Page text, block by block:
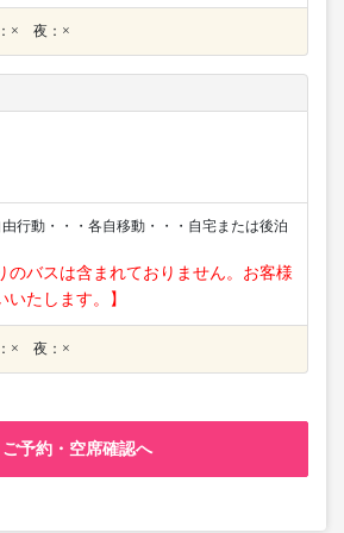
× 夜：×
行動・・・各自移動・・・自宅または後泊
のバスは含まれておりません。お客様
いたします。】
× 夜：×
ご予約・空席確認へ